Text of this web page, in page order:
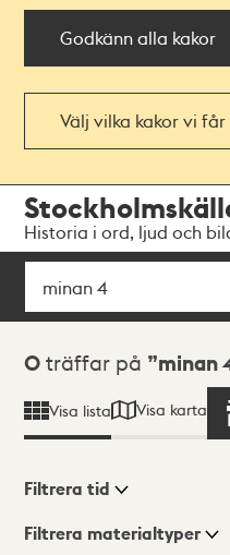
Godkänn alla kakor
Välj vilka kakor vi
navigationen
huvudinnehållet
Historia i ord, ljud och
Sök
Sökresultat
0 träffar på minan
Visa lista Visa karta
Visningsläge
Filtrera tid
Filtrera materialtyper